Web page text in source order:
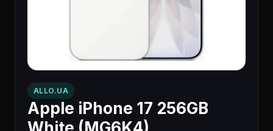
ALLO.UA
Apple iPhone 17 256GB